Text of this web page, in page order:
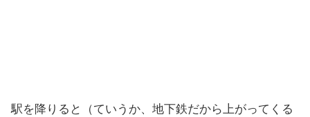
駅を降りると（ていうか、地下鉄だから上がってくる